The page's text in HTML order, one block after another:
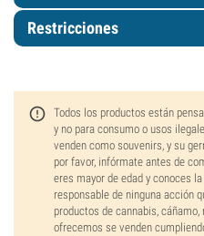
Restricciones
Todos los productos están
y no para consumo o usos
venden como souvenirs, y su
por favor, infórmate antes de
eres mayor de edad y conoces
responsable de ninguna acción
productos de cannabis,
ofrecemos se venden